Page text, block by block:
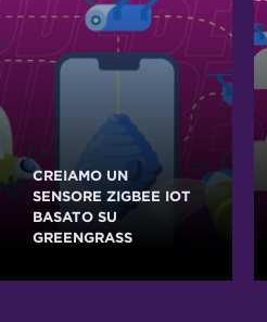
CREIAMO UN
SENSORE ZIGBEE IOT
BASATO SU
GREENGRASS